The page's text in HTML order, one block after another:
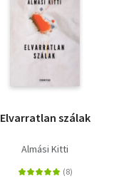
Elvarratlan szálak
Almási Kitti